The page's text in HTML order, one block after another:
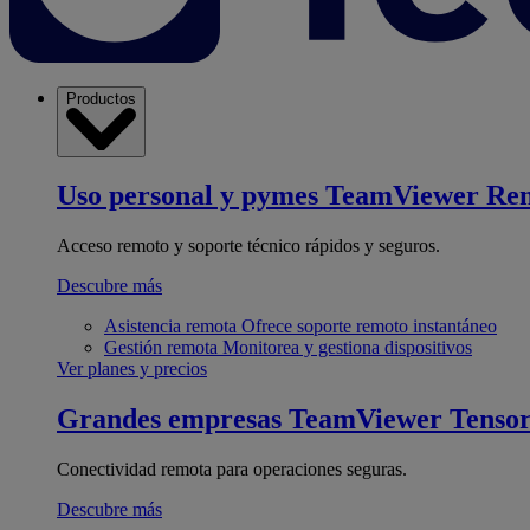
Productos
Uso personal y pymes TeamViewer
Acceso remoto y soporte técnico rápidos y seguros.
Descubre más
Asistencia remota Ofrece soporte remoto instantáneo
Gestión remota Monitorea y gestiona dispositivos
Ver planes y precios
Grandes empresas TeamViewer Tensor
Conectividad remota para operaciones seguras.
Descubre más